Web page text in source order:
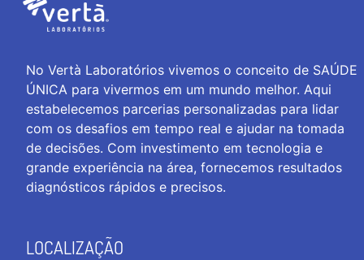
No Vertà Laboratórios vivemos o conceito de SAÚDE
ÚNICA para vivermos em um mundo melhor. Aqui
estabelecemos parcerias personalizadas para lidar
com os desafios em tempo real e ajudar na tomada
de decisões. Com investimento em tecnologia e
grande experiência na área, fornecemos resultados
diagnósticos rápidos e precisos.
LOCALIZAÇÃO